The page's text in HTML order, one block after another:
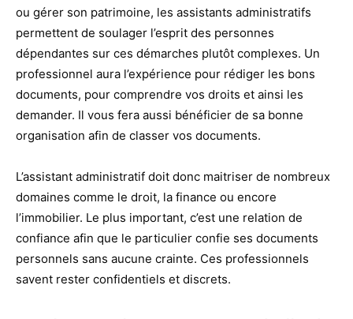
ou gérer son patrimoine, les assistants administratifs
permettent de soulager l’esprit des personnes
dépendantes sur ces démarches plutôt complexes. Un
professionnel aura l’expérience pour rédiger les bons
documents, pour comprendre vos droits et ainsi les
demander. Il vous fera aussi bénéficier de sa bonne
organisation afin de classer vos documents.
L’assistant administratif doit donc maitriser de nombreux
domaines comme le droit, la finance ou encore
l’immobilier. Le plus important, c’est une relation de
confiance afin que le particulier confie ses documents
personnels sans aucune crainte. Ces professionnels
savent rester confidentiels et discrets.